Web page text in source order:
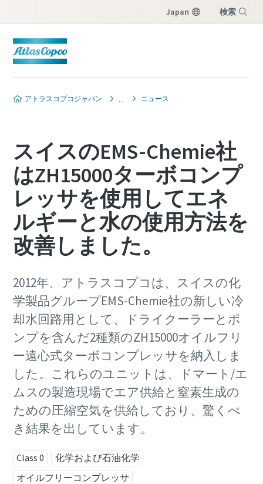
Japan 検索
アトラスコプコジャパン ニュース
スイスのEMS-Chemie社
はZH15000ターボコンプ
レッサを使用してエネ
ルギーと水の使用方法を
改善しました。
2012年、アトラスコプコは、スイスの化
学製品グループEMS-Chemie社の新しい冷
却水回路用として、ドライクーラーとポ
ンプを含んだ2種類のZH15000オイルフリ
ー遠心式ターボコンプレッサを納入しま
した。これらのユニットは、ドマート/エ
ムスの製造現場でエア供給と窒素生成の
ための圧縮空気を供給しており、驚くべ
き結果を出しています。
Class 0
化学および石油化学
オイルフリーコンプレッサ